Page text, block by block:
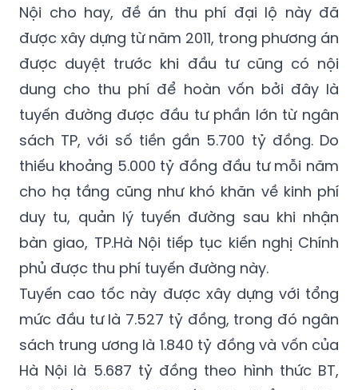
Nội cho hay, đề án thu phí đại lộ này đã
được xây dựng từ năm 2011, trong phương án
được duyệt trước khi đầu tư cũng có nội
dung cho thu phí để hoàn vốn bởi đây là
tuyến đường được đầu tư phần lớn từ ngân
sách TP, với số tiền gần 5.700 tỷ đồng. Do
thiếu khoảng 5.000 tỷ đồng đầu tư mỗi năm
cho hạ tầng cũng như khó khăn về kinh phí
duy tu, quản lý tuyến đường sau khi nhận
bàn giao, TP.Hà Nội tiếp tục kiến nghị Chính
phủ được thu phí tuyến đường này.
Tuyến cao tốc này được xây dựng với tổng
mức đầu tư là 7.527 tỷ đồng, trong đó ngân
sách trung ương là 1.840 tỷ đồng và vốn của
Hà Nội là 5.687 tỷ đồng theo hình thức BT,